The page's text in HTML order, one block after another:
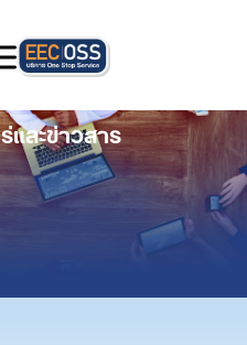
ละข่าวสาร